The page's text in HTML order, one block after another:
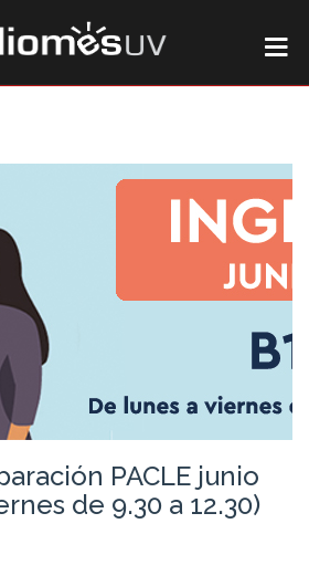
PACLE junio
de 9.30 a 12.30)